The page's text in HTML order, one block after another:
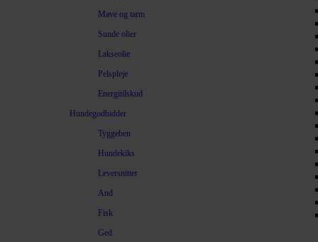
Mave og tarm
Sunde olier
Lakseolie
Pelspleje
Energitilskud
Hundegodbidder
Tyggeben
Hundekiks
Leversnitter
And
Fisk
Ged